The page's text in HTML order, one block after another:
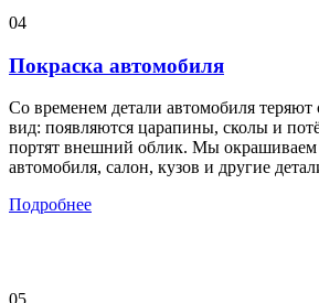
04
Покраска автомобиля
Со временем детали автомобиля теряют
вид: появляются царапины, сколы и
портят внешний облик. Мы
автомобиля, салон, кузов и другие
Подробнее